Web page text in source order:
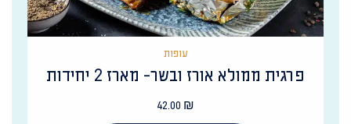
עופות
פרגית ממולא אורז ובשר- מארז 2 יחידות
42.00 ₪